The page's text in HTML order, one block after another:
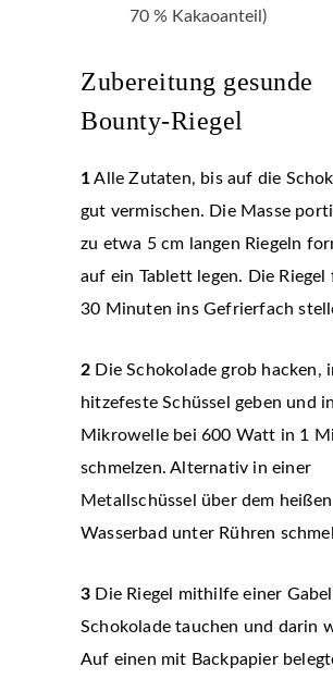
70 % Kakaoanteil)
Zubereitung gesunde
Bounty-Riegel
1Alle Zutaten, bis auf die
gut vermischen. Die Masse
zu etwa 5 cm langen Riegeln
auf ein Tablett legen. Die
30 Minuten ins Gefrierfach
2 Die Schokolade grob hacken,
hitzefeste Schüssel geben und
Mikrowelle bei 600 Watt in 1
schmelzen. Alternativ in einer
Metallschüssel über dem heißen
Wasserbad unter Rühren
3 Die Riegel mithilfe einer
Schokolade tauchen und darin
Auf einen mit Backpapier